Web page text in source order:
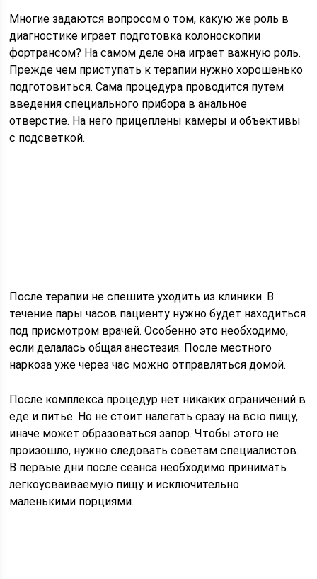
Многие задаются вопросом о том, какую же роль в
диагностике играет подготовка колоноскопии
фортрансом? На самом деле она играет важную роль.
Прежде чем приступать к терапии нужно хорошенько
подготовиться. Сама процедура проводится путем
введения специального прибора в анальное
отверстие. На него прицеплены камеры и объективы
с подсветкой.
После терапии не спешите уходить из клиники. В
течение пары часов пациенту нужно будет находиться
под присмотром врачей. Особенно это необходимо,
если делалась общая анестезия. После местного
наркоза уже через час можно отправляться домой.
После комплекса процедур нет никаких ограничений в
еде и питье. Но не стоит налегать сразу на всю пищу,
иначе может образоваться запор. Чтобы этого не
произошло, нужно следовать советам специалистов.
В первые дни после сеанса необходимо принимать
легкоусваиваемую пищу и исключительно
маленькими порциями.